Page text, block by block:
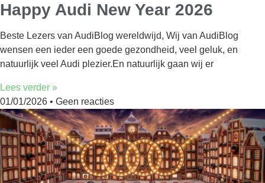
Happy Audi New Year 2026
Beste Lezers van AudiBlog wereldwijd, Wij van AudiBlog
wensen een ieder een goede gezondheid, veel geluk, en
natuurlijk veel Audi plezier.En natuurlijk gaan wij er
Lees verder »
01/01/2026
Geen reacties